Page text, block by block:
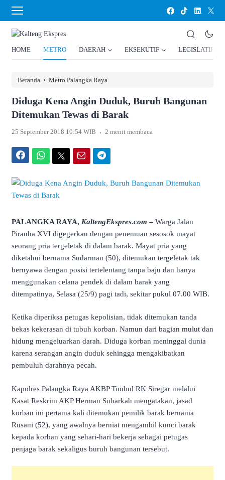
HOME METRO DAERAH EKSEKUTIF LEGISLATIF
Beranda › Metro Palangka Raya
Diduga Kena Angin Duduk, Buruh Bangunan
Ditemukan Tewas di Barak
25 September 2018 10:54 WIB . 2 menit membaca
PALANGKA RAYA, KaltengEkspres.com– Warga Jalan
Piranha XVI digegerkan dengan penemuan sesosok mayat
seorang pria tergeletak di dalam barak. Mayat pria yang
diketahui bernama Sudarman (50), ditemukan tergeletak tak
bernyawa dengan posisi tertelentang tanpa baju dan hanya
menggunakan celana pendek di dalam barak yang
ditempatinya, Selasa (25/9) pagi tadi, sekitar pukul 07.00 WIB.
Ketika diperiksa petugas kepolisian, tidak ditemukan tanda
bekas kekerasan di tubuh korban. Namun dari bagian mulut dan
hidung mengeluarkan darah. Diduga korban meninggal dunia
karena serangan angin duduk sehingga mengakibatkan
pembuluh darahnya pecah.
Kapolres Palangka Raya AKBP Timbul RK Siregar melalui
Kasat Reskrim AKP Herman Subarkah mengatakan, jasad
korban ini pertama kali ditemukan pemilik barak bernama
Rusani (52), yang awalnya berniat mengambil kunci barak
kepada korban yang sehari-hari bekerja sebagai petugas
penjaga barak sekaligus buruh bangunan tersebut.